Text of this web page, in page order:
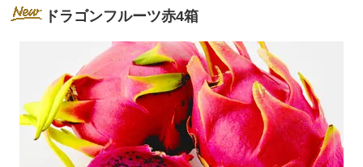
ドラゴンフルーツ赤4箱